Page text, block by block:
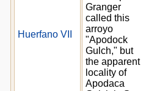
Huerfano VII
Granger
called this
arroyo
"Apodock
Gulch," but
the apparent
locality of
Apodaca